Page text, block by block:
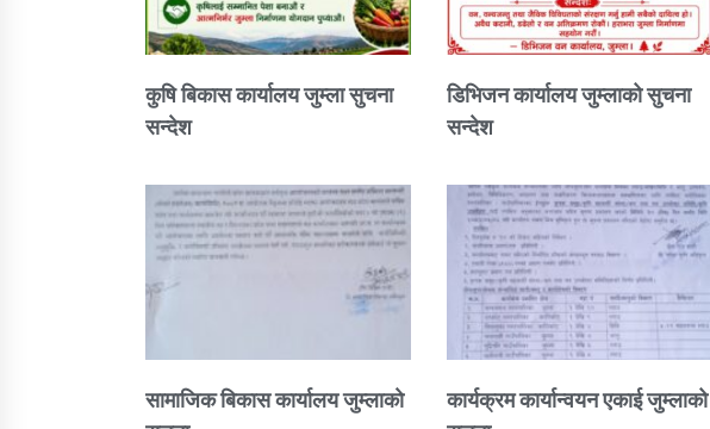
कुषि बिकास कार्यालय जुम्ला सुचना
सन्देश
डिभिजन कार्यालय जुम्लाको सुचना
सन्देश
सामाजिक बिकास कार्यालय जुम्लाकाे
कार्यक्रम कार्यान्वयन एकाई जुम्लाको